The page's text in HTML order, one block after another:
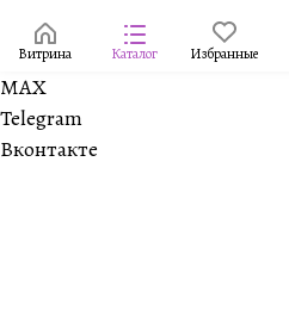
Витрина Каталог Избранные
MAX
Telegram
Вконтакте